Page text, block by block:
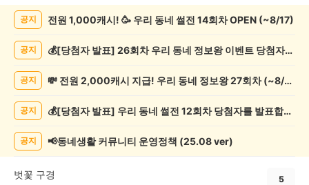
시
공지 전원 1,000캐시! 🥳 우리 동네 썰전 14회차 OPEN (~8/17)
공지 💰[당첨자 발표] 26회차 우리 동네 정보왕 이벤트 당첨자를 발표합니다!
공지 💸 전원 2,000캐시 지급! 우리 동네 정보왕 27회차 (~8/10)
공지 💰[당첨자 발표] 우리 동네 썰전 12회차 당첨자를 발표합니다!
공지 📢동네생활 커뮤니티 운영정책 (25.08 ver)
벗꽃 구경 5